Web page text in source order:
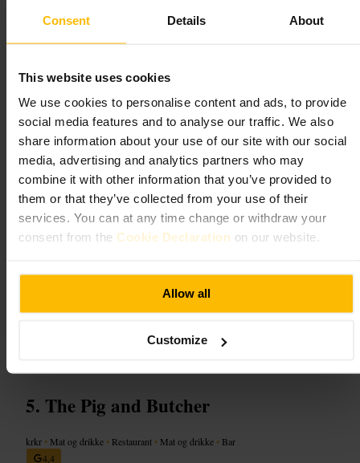
Consent Details About
This website uses cookies
We use cookies to personalise content and ads, to provide
social media features and to analyse our traffic. We also
share information about your use of our site with our social
media, advertising and analytics partners who may
combine it with other information that you’ve provided to
them or that they’ve collected from your use of their
services. You can at any time change or withdraw your
consent from the Cookie Declaration on our website.
Allow all
Customize
Egnet for
Hva du kan forvente
En uformell servering med klassiske italienske smaker. Rettene er laget
for å deles, og det finnes alternativer for barn. Servicen er vennlig og
effektiv. Atmosfæren passer like godt for arbeidspause som for en kveld
ute.
Planlegg ditt besøk
Bestill bord i travle kvelder. Oppgi eventuelle allergier eller behov for
barnestoler. Kom tidlig for roligere servering til lunsj. Velg et bord i
roligere del av lokalet hvis du vil prate uforstyrret.
https://www.spagnoletti.co.uk/
The Pig and Butcher
krkr • Mat og drikke • Restaurant • Mat og drikke • Bar
4,4